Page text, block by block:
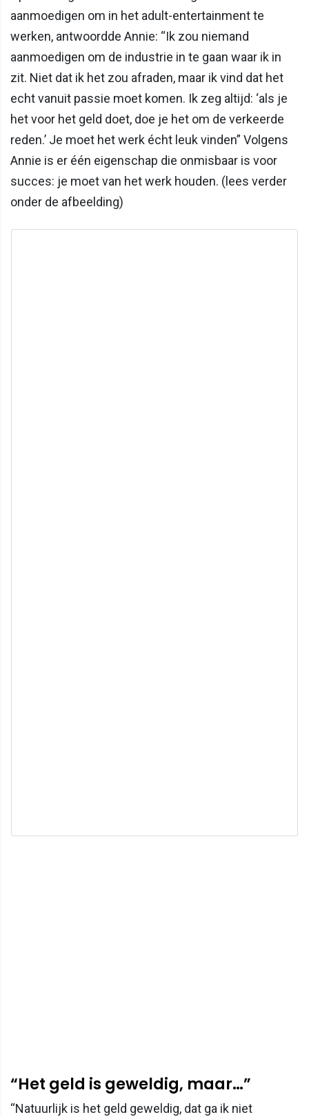
aanmoedigen om in het adult-entertainment te
werken, antwoordde Annie: “Ik zou niemand
aanmoedigen om de industrie in te gaan waar ik in
zit. Niet dat ik het zou afraden, maar ik vind dat het
echt vanuit passie moet komen. Ik zeg altijd: ‘als je
het voor het geld doet, doe je het om de verkeerde
reden.’ Je moet het werk écht leuk vinden” Volgens
Annie is er één eigenschap die onmisbaar is voor
succes: je moet van het werk houden. (lees verder
onder de afbeelding)
“Het geld is geweldig, maar…”
“Natuurlijk is het geld geweldig, dat ga ik niet